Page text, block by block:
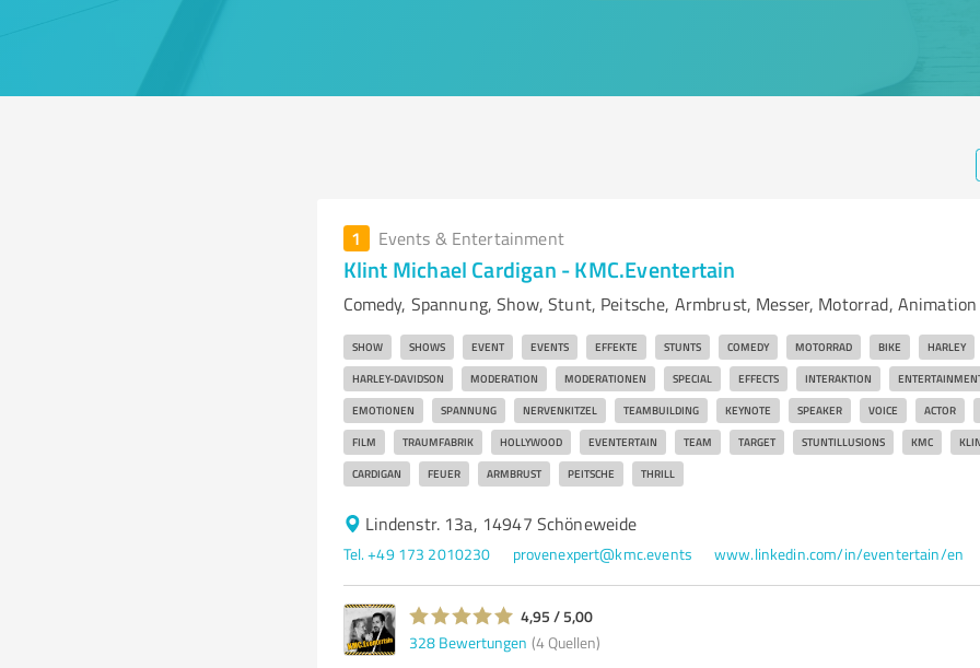
1 Events & Entertainment
Klint Michael Cardigan - KMC.Eventertain
Comedy, Spannung, Show, Stunt, Peitsche, Armbrust, Messer, Motorrad, Animation
SHOW SHOWS EVENT EVENTS EFFEKTE STUNTS COMEDY MOTORRAD BIKE HARLEY
HARLEY-DAVIDSON MODERATION MODERATIONEN SPECIAL EFFECTS INTERAKTION
EMOTIONEN SPANNUNG NERVENKITZEL TEAMBUILDING KEYNOTE SPEAKER VOICE ACTOR
FILM TRAUMFABRIK HOLLYWOOD EVENTERTAIN TEAM TARGET STUNTILLUSIONS KMC
CARDIGAN FEUER ARMBRUST PEITSCHE THRILL
Lindenstr. 13a, 14947 Schöneweide
Tel. +49 173 2010230 provenexpert@kmc.events www.linkedin.com/in/eventertain/en
4,95 / 5,00
328 Bewertungen (4 Quellen)